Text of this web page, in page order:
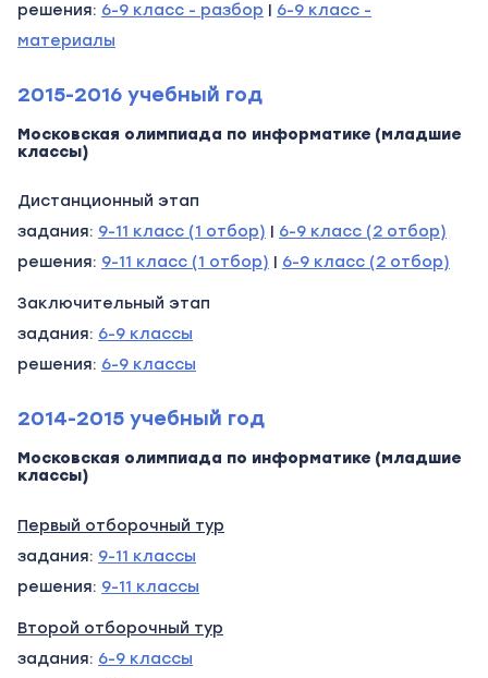
решения: 6-9 класс - разбор | 6-9 класс -
материалы
2015-2016 учебный год
Московская олимпиада по информатике (младшие
классы)
Дистанционный этап
задания: 9-11 класс (1 отбор) | 6-9 класс (2 отбор)
решения: 9-11 класс (1 отбор) | 6-9 класс (2 отбор)
Заключительный этап
задания: 6-9 классы
решения: 6-9 классы
2014-2015 учебный год
Московская олимпиада по информатике (младшие
классы)
Первый отборочный тур
задания: 9-11 классы
решения: 9-11 классы
Второй отборочный тур
задания: 6-9 классы